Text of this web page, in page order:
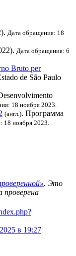
Дата обращения: 18
Дата обращения: 6
Bruto per
de São Paulo
18 ноября 2023.
(англ.). Программа
18 ноября 2023.
. Это
в 19:27